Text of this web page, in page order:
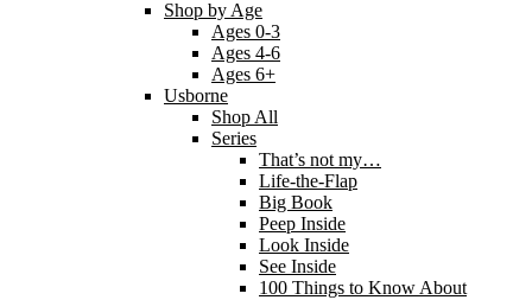
Shop by Age
Ages 0-3
Ages 4-6
Ages 6+
Usborne
Shop All
Series
That’s not my…
Life-the-Flap
Big Book
Peep Inside
Look Inside
See Inside
100 Things to Know About